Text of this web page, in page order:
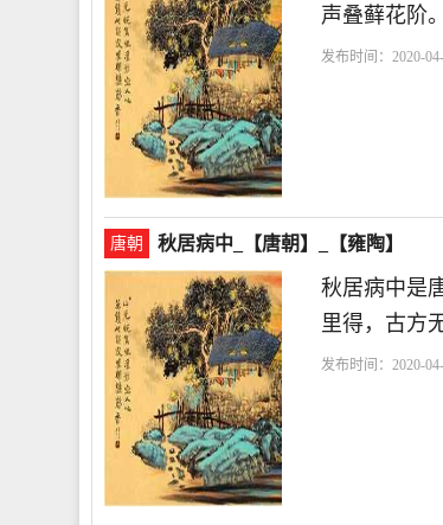
声叠藓花阶
发布时间：2020-
唐朝 秋居病中_【唐朝】_【雍陶】
秋居病中是
里得，古方
发布时间：2020-